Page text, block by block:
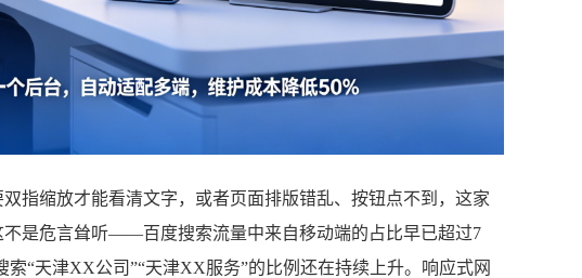
指缩放才能看清文字，或者页面排版错乱、按钮点不到，这家
是危言耸听——百度搜索流量中来自移动端的占比早已超过7
“天津XX公司”“天津XX服务”的比例还在持续上升。响应式网